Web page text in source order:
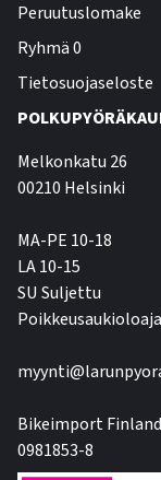
Peruutuslomake
Ryhmä 0
Tietosuojaseloste
Melkonkatu 26
00210 Helsinki
MA-PE 10-18
LA 10-15
SU Suljettu
Bikeimport
0981853-8